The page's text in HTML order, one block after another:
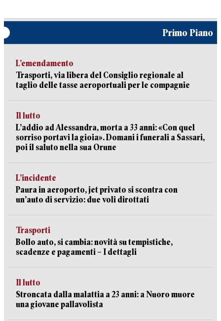
Primo Piano
L’emendamento
Trasporti, via libera del Consiglio regionale al
taglio delle tasse aeroportuali per le compagnie
Il lutto
L’addio ad Alessandra, morta a 33 anni: «Con quel
sorriso portavi la gioia». Domani i funerali a Sassari,
poi il saluto nella sua Orune
L’incidente
Paura in aeroporto, jet privato si scontra con
un’auto di servizio: due voli dirottati
Trasporti
Bollo auto, si cambia: novità su tempistiche,
scadenze e pagamenti – I dettagli
Il lutto
Stroncata dalla malattia a 23 anni: a Nuoro muore
una giovane pallavolista